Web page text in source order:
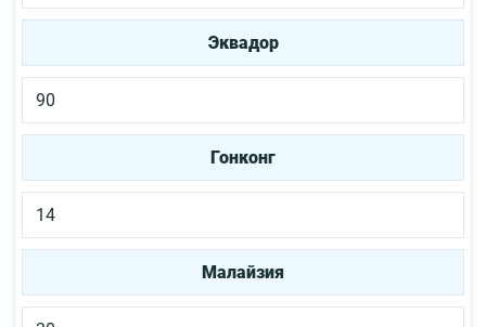
Эквадор
90
Гонконг
14
Малайзия